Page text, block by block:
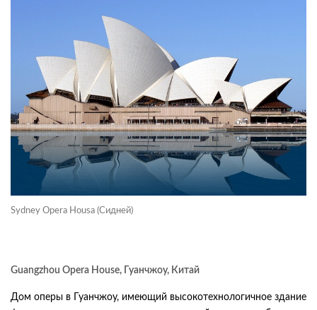
Sydney Opera Housa (Сидней)
Guangzhou Opera House, Гуанчжоу, Китай
Дом оперы в Гуанчжоу, имеющий высокотехнологичное здание